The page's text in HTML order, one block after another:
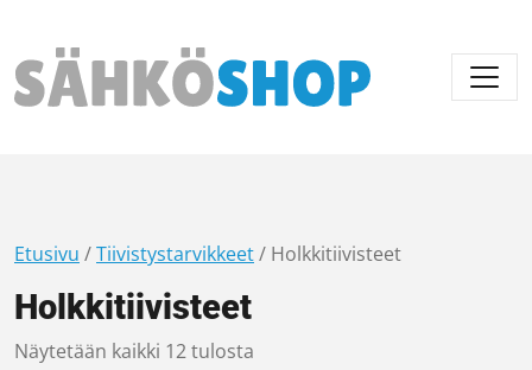
Päävalikko
Etusivu /Tiivistystarvikkeet/ Holkkitiivisteet
Holkkitiivisteet
Näytetään kaikki 12 tulosta